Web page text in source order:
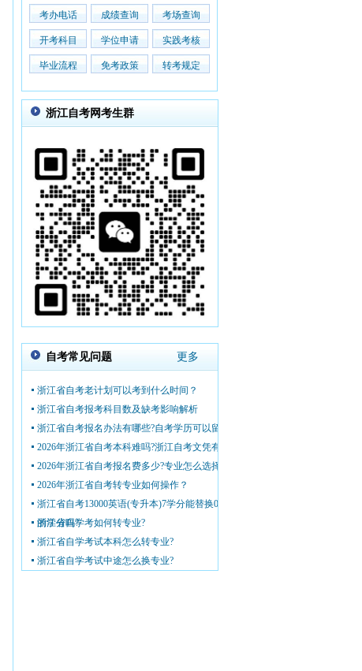
考办电话 成绩查询 考场查询
开考科目 学位申请 实践考核
毕业流程 免考政策 转考规定
浙江自考网考生群
自考常见问题 更多
浙江省自考老计划可以考到什么时间？
浙江省自考报考科目数及缺考影响解析
浙江省自考报名办法有哪些?自考学历可以留学吗?
2026年浙江省自考本科难吗?浙江自考文凭有啥用?
2026年浙江省自考报名费多少?专业怎么选择？
2026年浙江省自考转专业如何操作？
浙江省自考13000英语(专升本)7学分能替换00015英语(二)14
的学分吗?
浙江省自学考如何转专业?
浙江省自学考试本科怎么转专业?
浙江省自学考试中途怎么换专业?